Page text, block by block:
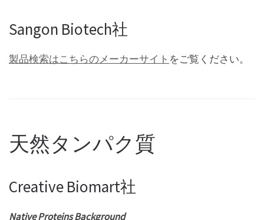
Sangon Biotech社
製品検索はこちらのメーカーサイト をご覧ください。
天然タンパク質
Creative Biomart社
Native Proteins Background